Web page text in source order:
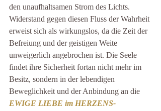
den unaufhaltsamen Strom des Lichts.
Widerstand gegen diesen Fluss der Wahrheit
erweist sich als wirkungslos, da die Zeit der
Befreiung und der geistigen Weite
unweigerlich angebrochen ist. Die Seele
findet ihre Sicherheit fortan nicht mehr im
Besitz, sondern in der lebendigen
Beweglichkeit und der Anbindung an die
EWIGE LIEBE im HERZENS-